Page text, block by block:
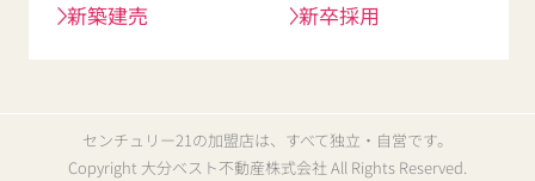
新築建売
新卒採用
センチュリー21の加盟店は、すべて独立・自営です。
Copyright 大分ベスト不動産株式会社 All Rights Reserved.